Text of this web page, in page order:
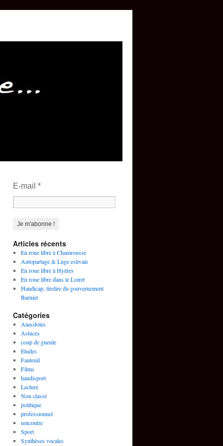
E-mail *
Articles récents
En roue libre à Chamrousse
Autopartage & Luge estivale
En roue libre à Hyères
En roue libre dans le Loiret
Handicap, tirelire du gouvernement
Barnier
Catégories
Anecdotes
Astuces
coup de gueule
Etudes
Fauteuil
Films
handisport
Lecture
Non classé
politique
professionnel
rencontre
Sport
Synthèses vocales